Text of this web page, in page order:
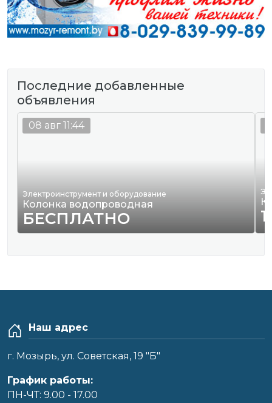
Последние добавленные
объявления
Электроинструмент и оборудование
Колонка водопроводная
БЕСПЛАТНО
08 авг 11:44
Наш адрес
г. Мозырь, ул. Советская, 19 "Б"
График работы:
ПН-ЧТ: 9.00 - 17.00